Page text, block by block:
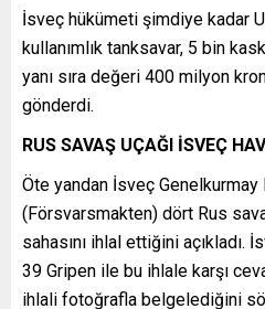
İsveç hükümeti şimdiye kadar
kullanımlık tanksavar, 5 bin
yanı sıra değeri 400 milyon
gönderdi.
RUS SAVAŞ UÇAĞI İSVEÇ
Öte yandan İsveç Genelkurmay
(Försvarsmakten) dört Rus
sahasını ihlal ettiğini açıkladı.
39 Gripen ile bu ihlale karşı
ihlali fotoğrafla belgelediğini